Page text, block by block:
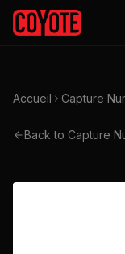
Accueil Capture
Back to Capture